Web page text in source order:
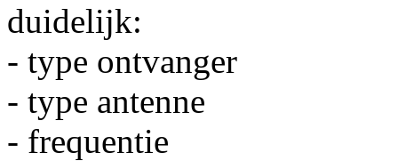
duidelijk:
- type ontvanger
- type antenne
- frequentie